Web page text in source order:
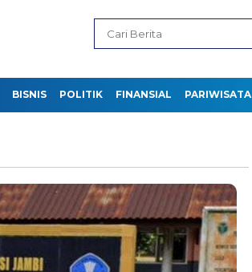
BISNIS POLITIK FINANSIAL PARIWISATA